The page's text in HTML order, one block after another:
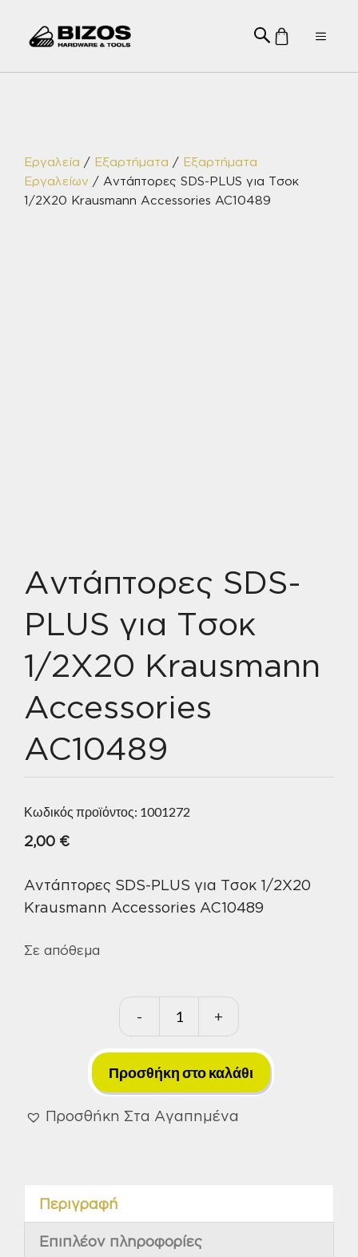
Menu
Εργαλεία / Εξαρτήματα / Εξαρτήματα
Εργαλείων / Αντάπτορες SDS-PLUS για Τσοκ
1/2Χ20 Krausmann Accessories AC10489
Αντάπτορες SDS-
PLUS για Τσοκ
1/2Χ20 Krausmann
Accessories
AC10489
Κωδικός προϊόντος: 1001272
2,00 €
Αντάπτορες SDS-PLUS για Τσοκ 1/2Χ20
Krausmann Accessories AC10489
Σε απόθεμα
-
Αντάπτορες
SDS-
PLUS
για
Τσοκ
ποσότητα
+
Προσθήκη στο καλάθι
Προσθήκη Στα Αγαπημένα
Περιγραφή
Επιπλέον πληροφορίες